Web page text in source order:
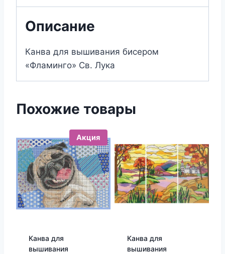
Св.
(19х24)
Описание
Канва для вышивания бисером
«Фламинго» Св. Лука
Похожие товары
Акция
Канва для
вышивания
Канва для
вышивания